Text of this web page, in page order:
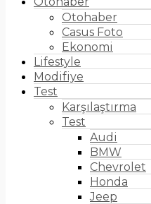
Otohaber
Casus Foto
Ekonomi
Lifestyle
Modifiye
Test
Karşılaştırma
Test
Audi
BMW
Chevrolet
Honda
Jeep